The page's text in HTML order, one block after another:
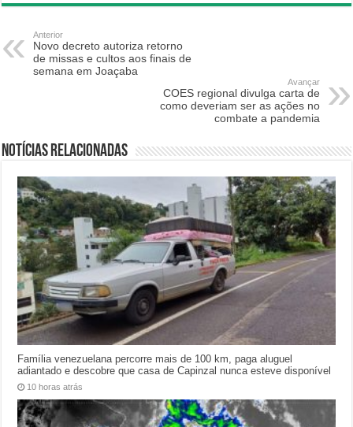
Anterior
Novo decreto autoriza retorno
de missas e cultos aos finais de
semana em Joaçaba
Avançar
COES regional divulga carta de
como deveriam ser as ações no
combate a pandemia
Notícias relacionadas
Família venezuelana percorre mais de 100 km, paga aluguel
adiantado e descobre que casa de Capinzal nunca esteve disponível
10 horas atrás